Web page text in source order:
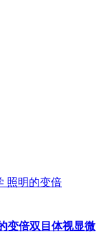
变倍双目体视显微